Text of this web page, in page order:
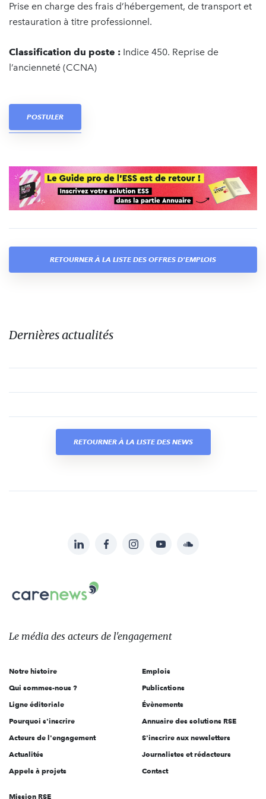
Prise en charge des frais d’hébergement, de transport et
restauration à titre professionnel.
Classification du poste : Indice 450. Reprise de
l’ancienneté (CCNA)
POSTULER
RETOURNER À LA LISTE DES OFFRES D'EMPLOIS
Dernières actualités
RETOURNER À LA LISTE DES NEWS
sur:
LinkedInFacebookInstagramYouTubeSoundcloud
Le
des
l'engagement
Le média des acteurs de l'engagement
Notre histoire
Qui sommes-nous ?
Ligne éditoriale
Pourquoi s'inscrire
Acteurs de l'engagement
Actualités
Appels à projets
Emplois
Publications
Évènements
Annuaire des solutions RSE
S'inscrire aux newsletters
Journalistes et rédacteurs
Contact
Mission RSE